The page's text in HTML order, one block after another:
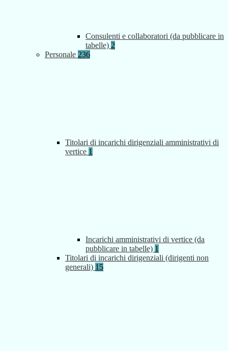
Consulenti e collaboratori (da pubblicare in
tabelle) 2
Personale 236
Titolari di incarichi dirigenziali amministrativi di
vertice 1
Incarichi amministrativi di vertice (da
pubblicare in tabelle) 1
Titolari di incarichi dirigenziali (dirigenti non
generali) 15